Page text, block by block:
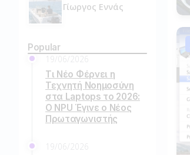
Γίωργος Εννάς
Popular
19/06/2026
Τι Νέο Φέρνει η
Τεχνητή Νοημοσύνη
στα Laptops το 2026:
Ο NPU Έγινε ο Νέος
Πρωταγωνιστής
19/06/2026